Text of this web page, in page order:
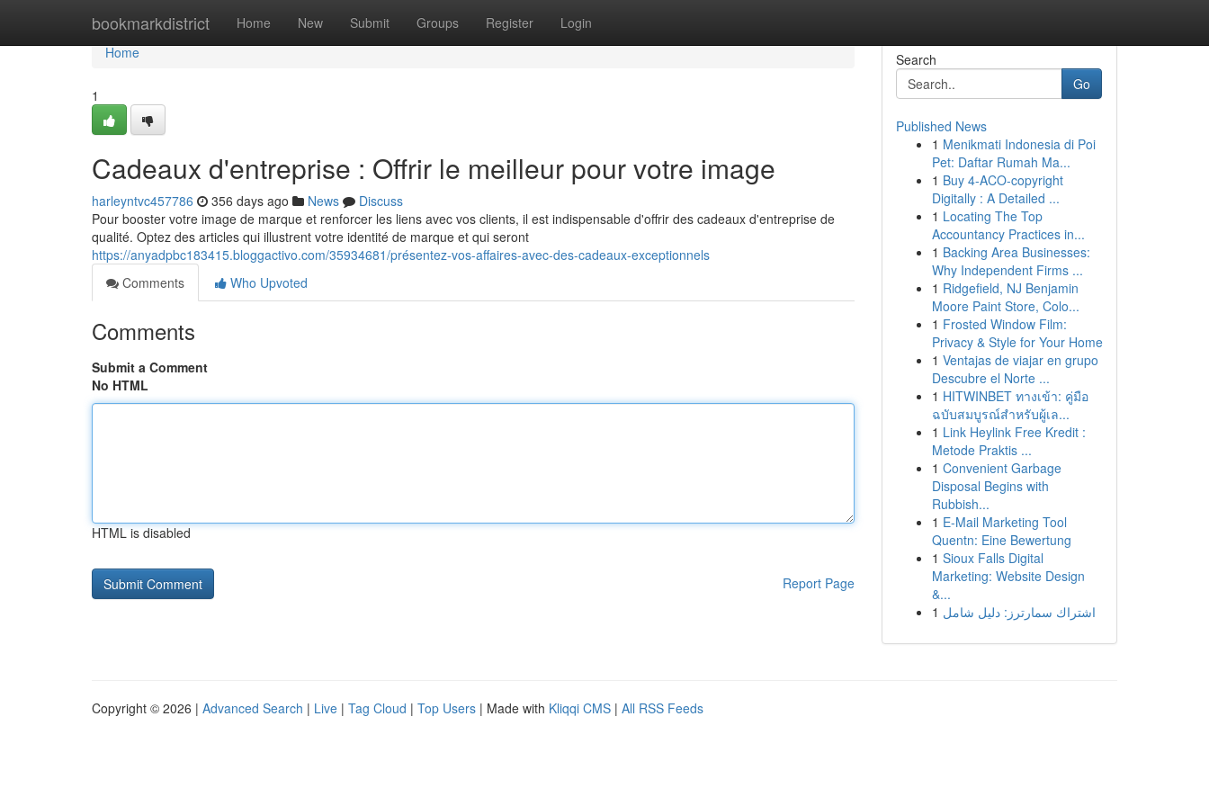
bookmarkdistrict Home New Submit Groups Register Login
Home
Home
1
Cadeaux d'entreprise : Offrir le meilleur pour votre image
harleyntvc457786 356 days ago News
Discuss
Pour booster votre image de marque et renforcer les liens avec vos clients, il est indispensable d'offrir des cadeaux d'entreprise de
qualité. Optez des articles qui illustrent votre identité de marque et qui seront
https://anyadpbc183415.bloggactivo.com/35934681/présentez-vos-affaires-avec-des-cadeaux-exceptionnels
Comments
Who Upvoted
Comments
Submit a Comment
No HTML
HTML is disabled
Report Page
Search
Go
Published News
1 Menikmati Indonesia di Poi
Pet: Daftar Rumah Ma...
1 Buy 4-ACO-copyright
Digitally : A Detailed ...
1 Locating The Top
Accountancy Practices in...
1 Backing Area Businesses:
Why Independent Firms ...
1 Ridgefield, NJ Benjamin
Moore Paint Store, Colo...
1 Frosted Window Film:
Privacy & Style for Your Home
1 Ventajas de viajar en grupo
Descubre el Norte ...
1 HITWINBET ทางเข้า: คู่มือ
ฉบับสมบูรณ์สำหรับผู้เล...
1 Link Heylink Free Kredit :
Metode Praktis ...
1 Convenient Garbage
Disposal Begins with
Rubbish...
1 E-Mail Marketing Tool
Quentn: Eine Bewertung
1 Sioux Falls Digital
Marketing: Website Design
&...
1 اشتراك سمارترز: دليل شامل
Copyright © 2026 | Advanced Search | Live | Tag Cloud | Top Users | Made with Kliqqi CMS | All RSS Feeds